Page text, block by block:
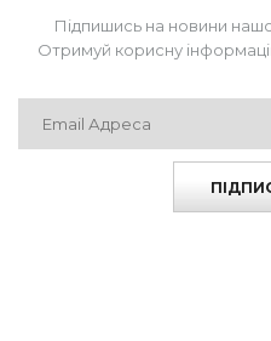
Підпишись на новини
Отримуй корисну